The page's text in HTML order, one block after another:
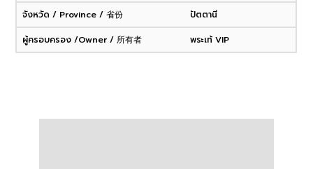
จังหวัด / Province / 省份
ปัตตานี
ผู้ครอบครอง /Owner / 所有者
พระเท้ VIP